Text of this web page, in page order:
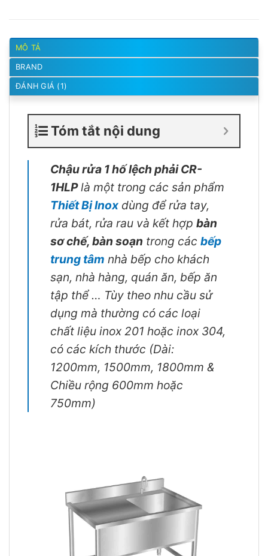
MÔ TẢ
BRAND
ĐÁNH GIÁ (1)
Tóm tắt nội dung
Chậu rửa 1 hố lệch phải CR-
1HLPlà một trong các sản phẩm
Thiết Bị Inox dùng để rửa tay,
rửa bát, rửa rau và kết hợp bàn
sơ chế, bàn soạn trong các bếp
trung tâm nhà bếp cho khách
sạn, nhà hàng, quán ăn, bếp ăn
tập thể … Tùy theo nhu cầu sử
dụng mà thường có các loại
chất liệu inox 201 hoặc inox 304,
có các kích thước (Dài:
1200mm, 1500mm, 1800mm &
Chiều rộng 600mm hoặc
750mm)